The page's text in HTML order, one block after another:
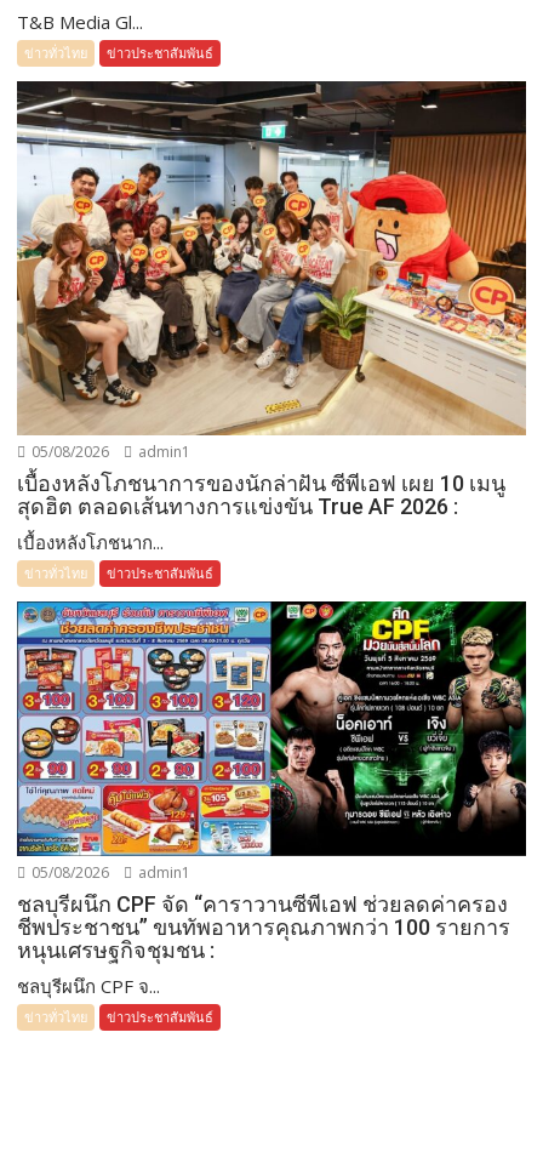
T&B Media Gl...
ข่าวทั่วไทย ข่าวประชาสัมพันธ์
05/08/2026 admin1
เบื้องหลังโภชนาการของนักล่าฝัน ซีพีเอฟ เผย 10 เมนู
สุดฮิต ตลอดเส้นทางการแข่งขัน True AF 2026 :
เบื้องหลังโภชนาก...
ข่าวทั่วไทย ข่าวประชาสัมพันธ์
05/08/2026 admin1
ชลบุรีผนึก CPF จัด “คาราวานซีพีเอฟ ช่วยลดค่าครอง
ชีพประชาชน” ขนทัพอาหารคุณภาพกว่า 100 รายการ
หนุนเศรษฐกิจชุมชน :
ชลบุรีผนึก CPF จ...
ข่าวทั่วไทย ข่าวประชาสัมพันธ์